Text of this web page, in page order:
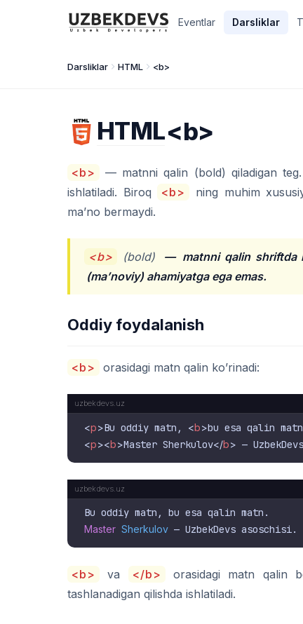
Eventlar Darsliklar
Darsliklar HTML <b>
HTML<b>
<b>
— matnni qalin (bold) qiladigan
ishlatiladi. Biroq
<b>
ning muhim
ma’no bermaydi.
<b> (bold) — matnni qalin shriftda
(ma’noviy) ahamiyatga ega emas.
Oddiy foydalanish
<b> orasidagi matn qalin ko’rinadi:
<p>Bu oddiy matn, <b>bu esa qalin matn
<p><b>Master Sherkulov</b> —
Master Sherkulov
<b> va </b>
orasidagi matn qalin
tashlanadigan qilishda ishlatiladi.